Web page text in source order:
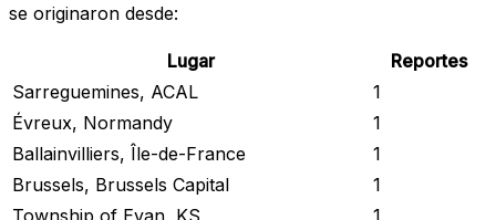
se originaron desde:
Lugar
Reportes
Sarreguemines, ACAL
1
Évreux, Normandy
1
Ballainvilliers, Île-de-France
1
Brussels, Brussels Capital
1
Township of Evan, KS
1